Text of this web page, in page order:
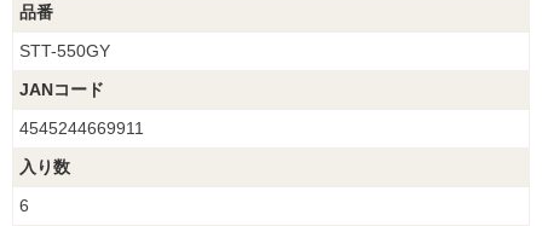
品番
STT-550GY
JANコード
4545244669911
入り数
6